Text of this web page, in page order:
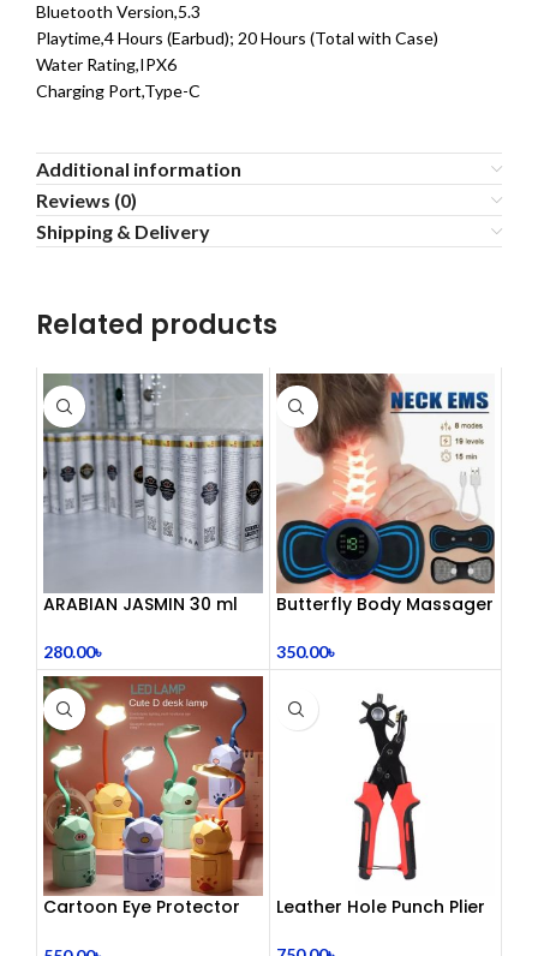
Bluetooth Version,5.3
Playtime,4 Hours (Earbud); 20 Hours (Total with Case)
Water Rating,IPX6
Charging Port,Type-C
Additional information
Reviews (0)
Shipping & Delivery
Related products
ARABIAN JASMIN 30 ml
280.00৳
Butterfly Body Massager
রিল্যাক্সেশন! 🦋
350.00৳
Cartoon Eye Protector
Leather Hole Punch Plier